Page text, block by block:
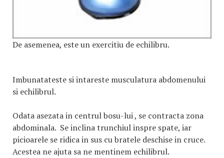
De asemenea, este un exercitiu de echilibru.
Imbunatateste si intareste musculatura abdomenului
si echilibrul.
Odata asezata in centrul bosu-lui , se contracta zona
abdominala. Se inclina trunchiul inspre spate, iar
picioarele se ridica in sus cu bratele deschise in cruce.
Acestea ne ajuta sa ne mentinem echilibrul.